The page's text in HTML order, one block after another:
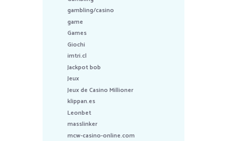
gambling/casino
game
Games
Giochi
imtri.cl
Jackpot bob
Jeux
Jeux de Casino Millioner
klippan.es
Leonbet
masslinker
mcw-casino-online.com